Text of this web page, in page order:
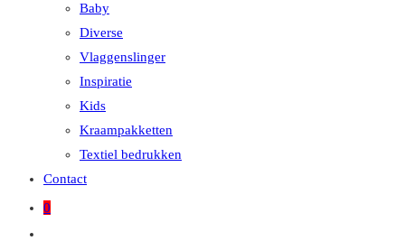
Baby
Diverse
Vlaggenslinger
Inspiratie
Kids
Kraampakketten
Textiel bedrukken
Contact
0